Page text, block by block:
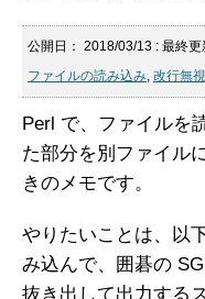
公開日： 2018/03/13 : 最終
ファイルの読み込み, 改行無視
Perl で、ファイルを
た部分を別ファイル
きのメモです。
やりたいことは、以
み込んで、囲碁の
抜き出して出力する